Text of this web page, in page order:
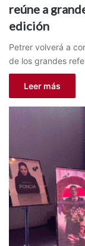
reúne a
edición
Petrer volverá a
de los grandes
Leer más